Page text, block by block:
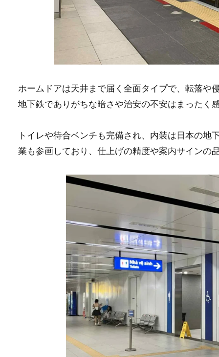
ホームドアは天井まで届く全面タイプで、転落や
地下鉄でありがちな暗さや治安の不安はまったく
トイレや待合ベンチも完備され、内装は日本の
業も参画しており、仕上げの精度や案内サインの